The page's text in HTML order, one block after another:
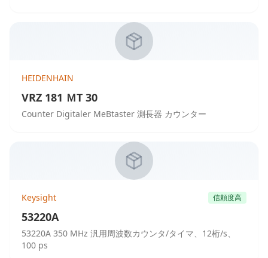
HEIDENHAIN
VRZ 181 ＭT 30
Counter Digitaler MeBtaster 測長器 カウンター
Keysight 信頼度高
53220A
53220A 350 MHz 汎用周波数カウンタ/タイマ、12桁/s、
100 ps